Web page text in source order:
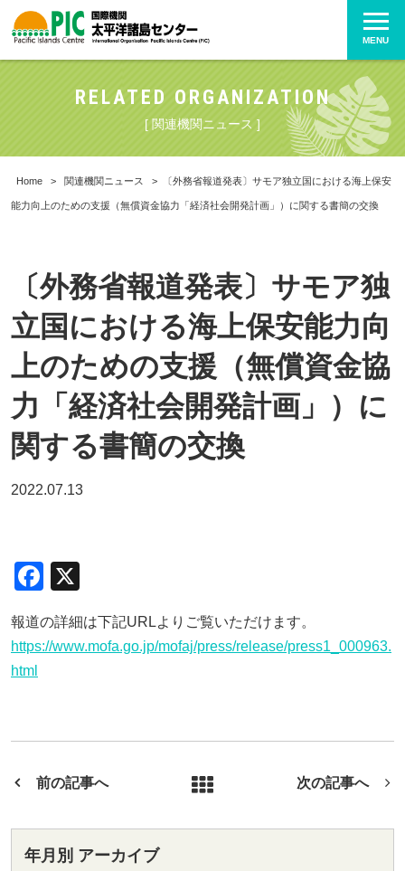
MENU
RELATED ORGANIZATION
[ 関連機関ニュース ]
Home > 関連機関ニュース > 〔外務省報道発表〕サモア独立国における海上保安
能力向上のための支援（無償資金協力「経済社会開発計画」）に関する書簡の交換
〔外務省報道発表〕サモア独
立国における海上保安能力向
上のための支援（無償資金協
力「経済社会開発計画」）に
関する書簡の交換
2022.07.13
F
c
e
o
k
報道の詳細は下記URLよりご覧いただけます。
https://www.mofa.go.jp/mofaj/press/release/press1_000963.
html
前の記事へ 次の記事へ
年月別 アーカイブ